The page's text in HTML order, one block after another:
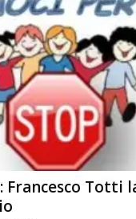
Francesco Totti